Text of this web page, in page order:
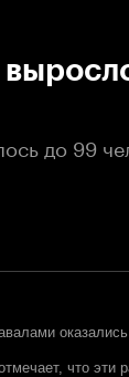
до 99
что эти